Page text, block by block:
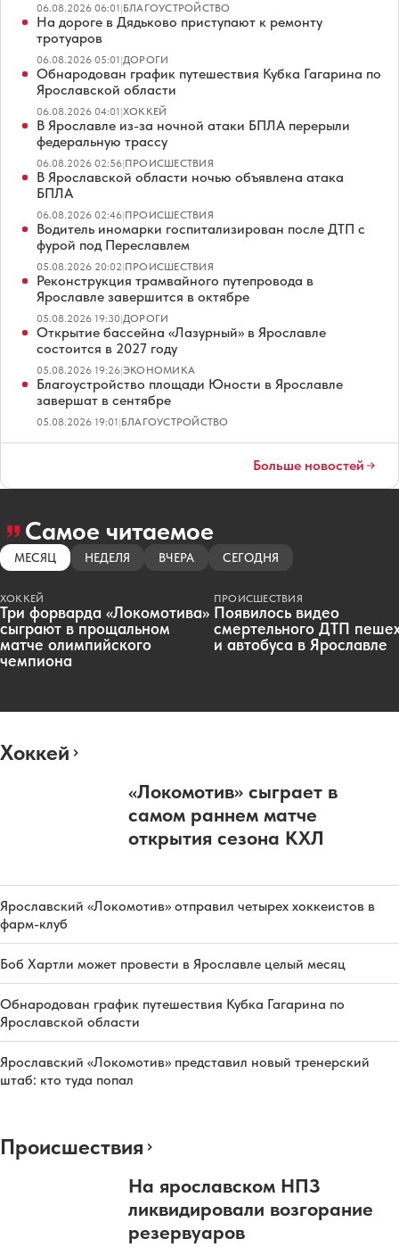
06.08.2026 06:01|БЛАГОУСТРОЙСТВО
На дороге в Дядьково приступают к ремонту
тротуаров
06.08.2026 05:01|ДОРОГИ
Обнародован график путешествия Кубка Гагарина по
Ярославской области
06.08.2026 04:01|ХОККЕЙ
В Ярославле из-за ночной атаки БПЛА перерыли
федеральную трассу
06.08.2026 02:56|ПРОИСШЕСТВИЯ
В Ярославской области ночью объявлена атака
БПЛА
06.08.2026 02:46|ПРОИСШЕСТВИЯ
Водитель иномарки госпитализирован после ДТП с
фурой под Переславлем
05.08.2026 20:02|ПРОИСШЕСТВИЯ
Реконструкция трамвайного путепровода в
Ярославле завершится в октябре
05.08.2026 19:30|ДОРОГИ
Открытие бассейна «Лазурный» в Ярославле
состоится в 2027 году
05.08.2026 19:26|ЭКОНОМИКА
Благоустройство площади Юности в Ярославле
завершат в сентябре
05.08.2026 19:01|БЛАГОУСТРОЙСТВО
Больше новостей
Самое читаемое
МЕСЯЦ НЕДЕЛЯ ВЧЕРА СЕГОДНЯ
ХОККЕЙ
Три форварда «Локомотива»
сыграют в прощальном
матче олимпийского
чемпиона
ПРОИСШЕСТВИЯ
Появилось видео
смертельного ДТП
и автобуса в Ярославле
Хоккей
«Локомотив» сыграет в
самом раннем матче
открытия сезона КХЛ
Ярославский «Локомотив» отправил четырех хоккеистов в
фарм-клуб
Боб Хартли может провести в Ярославле целый месяц
Обнародован график путешествия Кубка Гагарина по
Ярославской области
Ярославский «Локомотив» представил новый тренерский
штаб: кто туда попал
Происшествия
На ярославском НПЗ
ликвидировали возгорание
резервуаров